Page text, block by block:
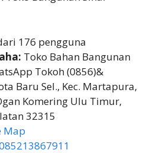
176 pengguna
Toko Bahan Bangunan
Tokoh (0856)&
Baru Sel., Kec. Martapura,
Komering Ulu Timur,
32315
Map